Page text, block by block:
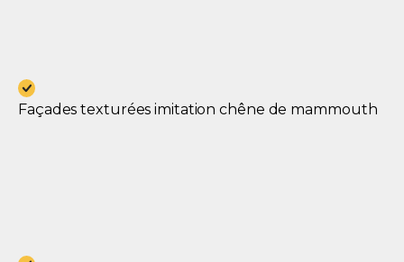
Façades texturées imitation chêne de mammouth